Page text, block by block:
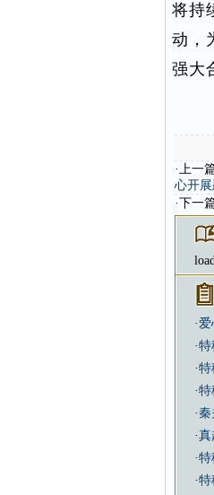
将持
动，
强大
·上一
心 开
·下一
·爱
·特
·特
·特
·秦
·真
·特
·特